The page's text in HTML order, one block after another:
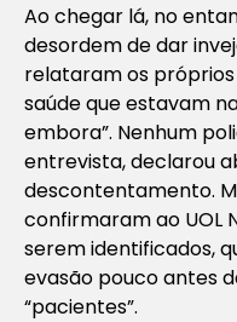
Ao chegar lá, no
desordem de dar
relataram os
saúde que estavam
embora”. Nenhum
entrevista, declarou
descontentamento.
confirmaram ao UOL
serem identificados,
evasão pouco antes
“pacientes”.